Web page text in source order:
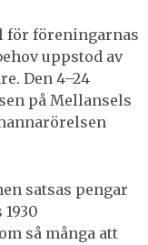
för föreningarnas
uppstod av
Den 4–24
på Mellansels
satsas pengar
så många att